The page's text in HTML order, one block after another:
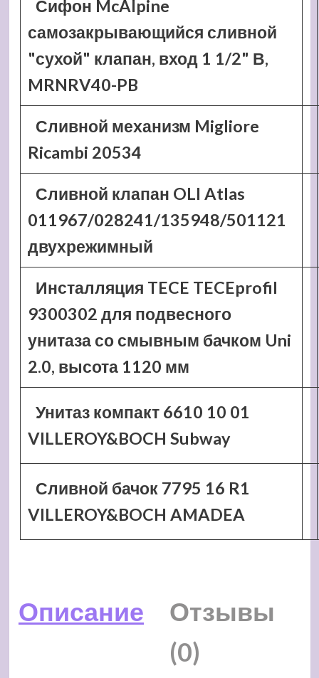
Сифон McAlpine
самозакрывающийся сливной
"сухой" клапан, вход 1 1/2" В,
MRNRV40-PB
Сливной механизм Migliore
Ricambi 20534
Сливной клапан OLI Atlas
011967/028241/135948/501121
двухрежимный
Инсталляция TECE TECEprofil
9300302 для подвесного
унитаза со смывным бачком Uni
2.0, высота 1120 мм
Унитаз компакт 6610 10 01
VILLEROY&BOCH Subway
Сливной бачок 7795 16 R1
VILLEROY&BOCH AMADEA
Описание
Отзывы
(0)